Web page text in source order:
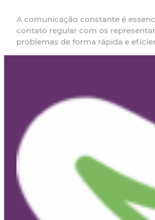
A comunicação constante é
contato regular com os
problemas de forma rápida e